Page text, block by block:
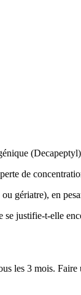
de
gériatre), en
justifie-t-elle
les 3 mois.